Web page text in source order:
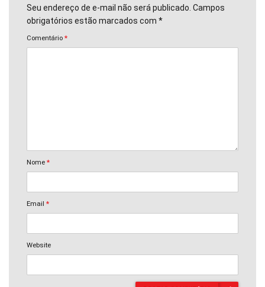
Seu endereço de e-mail não será publicado. Campos
obrigatórios estão marcados com *
Comentário *
Nome *
Email *
Website